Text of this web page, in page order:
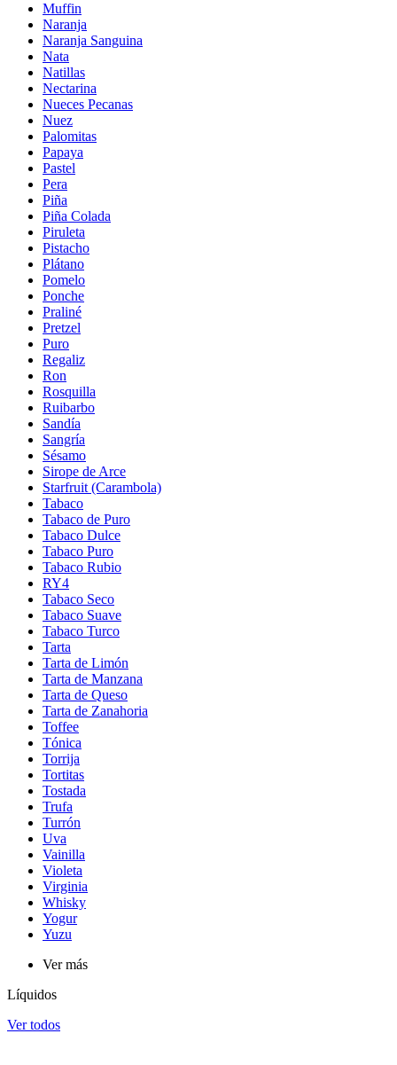
Muffin
Naranja
Naranja Sanguina
Nata
Natillas
Nectarina
Nueces Pecanas
Nuez
Palomitas
Papaya
Pastel
Pera
Piña
Piña Colada
Piruleta
Pistacho
Plátano
Pomelo
Ponche
Praliné
Pretzel
Puro
Regaliz
Ron
Rosquilla
Ruibarbo
Sandía
Sangría
Sésamo
Sirope de Arce
Starfruit (Carambola)
Tabaco
Tabaco de Puro
Tabaco Dulce
Tabaco Puro
Tabaco Rubio
RY4
Tabaco Seco
Tabaco Suave
Tabaco Turco
Tarta
Tarta de Limón
Tarta de Manzana
Tarta de Queso
Tarta de Zanahoria
Toffee
Tónica
Torrija
Tortitas
Tostada
Trufa
Turrón
Uva
Vainilla
Violeta
Virginia
Whisky
Yogur
Yuzu
Ver más
Líquidos
Ver todos